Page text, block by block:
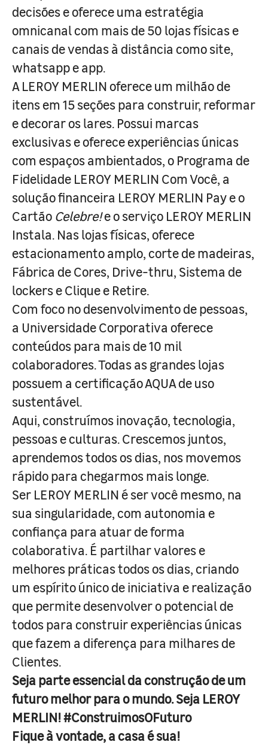
decisões e oferece uma estratégia
omnicanal com mais de 50 lojas físicas e
canais de vendas à distância como site,
whatsapp e app.
A LEROY MERLIN oferece um milhão de
itens em 15 seções para construir, reformar
e decorar os lares. Possui marcas
exclusivas e oferece experiências únicas
com espaços ambientados, o Programa de
Fidelidade LEROY MERLIN Com Você, a
solução financeira LEROY MERLIN Pay e o
Cartão Celebre!e o serviço LEROY MERLIN
Instala. Nas lojas físicas, oferece
estacionamento amplo, corte de madeiras,
Fábrica de Cores, Drive-thru, Sistema de
lockers e Clique e Retire.
Com foco no desenvolvimento de pessoas,
a Universidade Corporativa oferece
conteúdos para mais de 10 mil
colaboradores. Todas as grandes lojas
possuem a certificação AQUA de uso
sustentável.
Aqui, construímos inovação, tecnologia,
pessoas e culturas. Crescemos juntos,
aprendemos todos os dias, nos movemos
rápido para chegarmos mais longe.
Ser LEROY MERLIN é ser você mesmo, na
sua singularidade, com autonomia e
confiança para atuar de forma
colaborativa. É partilhar valores e
melhores práticas todos os dias, criando
um espírito único de iniciativa e realização
que permite desenvolver o potencial de
todos para construir experiências únicas
que fazem a diferença para milhares de
Clientes.
Seja parte essencial da construção de um
futuro melhor para o mundo. Seja LEROY
MERLIN! #ConstruimosOFuturo
Fique à vontade, a casa é sua!